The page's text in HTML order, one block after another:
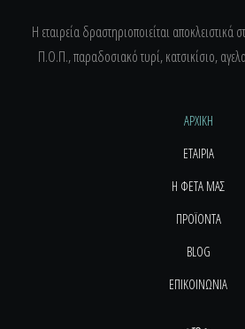
Η εταιρεία δραστηριοποιείται
Π.Ο.Π., παραδοσιακό τυρί, κατσικίσιο,
ΑΡΧΙΚΗ
ΕΤΑΙΡΙΑ
Η ΦΕΤΑ ΜΑΣ
ΠΡΟΪΟΝΤΑ
BLOG
ΕΠΙΚΟΙΝΩΝΙΑ